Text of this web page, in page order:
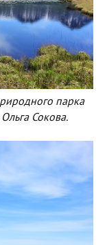
парка
Сокова.